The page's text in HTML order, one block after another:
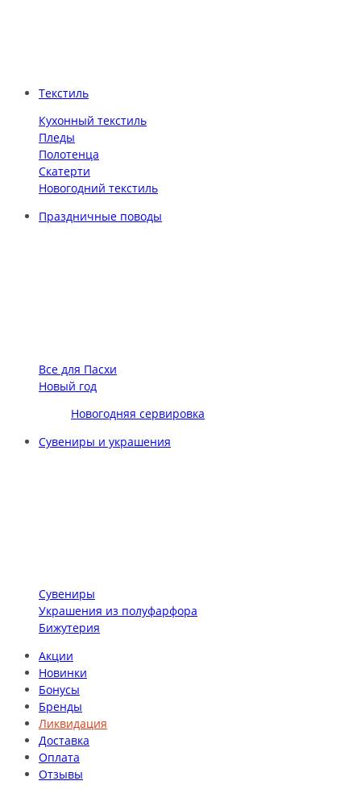
Текстиль
Кухонный текстиль
Пледы
Полотенца
Скатерти
Новогодний текстиль
Праздничные поводы
Все для Пасхи
Новый год
Новогодняя сервировка
Сувениры и украшения
Сувениры
Украшения из полуфарфора
Бижутерия
Акции
Новинки
Бонусы
Бренды
Ликвидация
Доставка
Оплата
Отзывы